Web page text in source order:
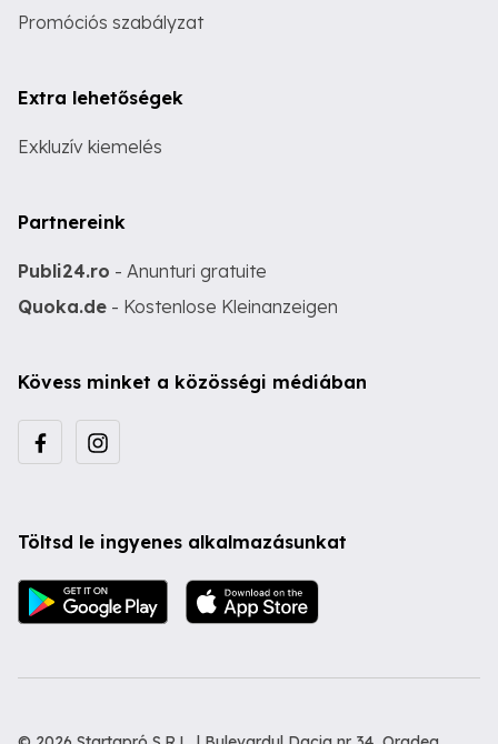
Promóciós szabályzat
Extra lehetőségek
Exkluzív kiemelés
Partnereink
Publi24.ro - Anunturi gratuite
Quoka.de - Kostenlose Kleinanzeigen
Kövess minket a közösségi médiában
Töltsd le ingyenes alkalmazásunkat